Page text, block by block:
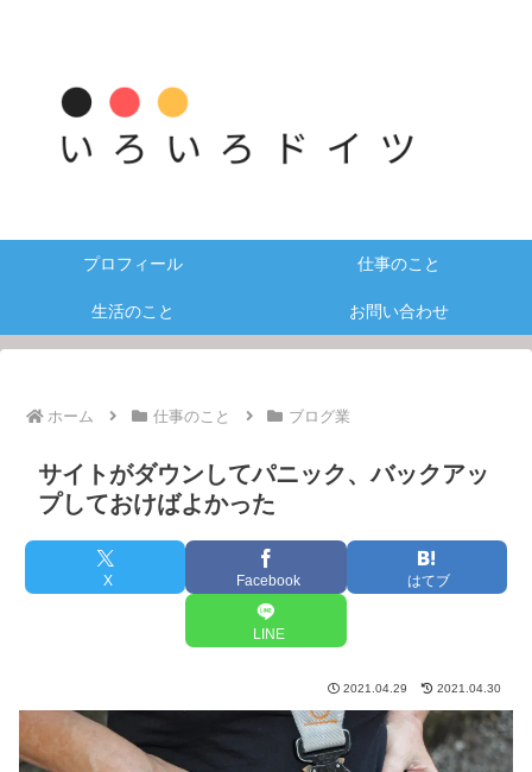
プロフィール 仕事のこと
生活のこと お問い合わせ
ホーム 仕事のこと ブログ業
サイトがダウンしてパニック、バックアッ
プしておけばよかった
X Facebook はてブ
LINE
2021.04.29 2021.04.30